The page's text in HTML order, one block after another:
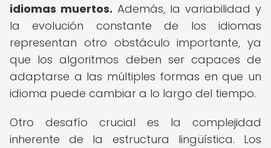
idiomas muertos. Además, la variabilidad y
la evolución constante de los idiomas
representan otro obstáculo importante, ya
que los algoritmos deben ser capaces de
adaptarse a las múltiples formas en que un
idioma puede cambiar a lo largo del tiempo.
Otro desafío crucial es la complejidad
inherente de la estructura lingüística. Los